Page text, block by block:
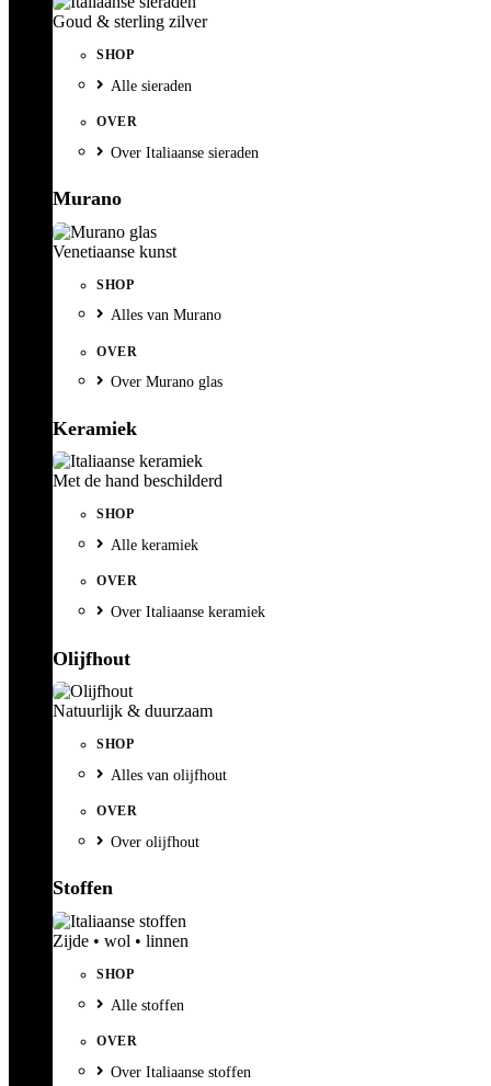
Goud & sterling zilver
SHOP
Alle sieraden
OVER
Over Italiaanse sieraden
Murano
Venetiaanse kunst
SHOP
Alles van Murano
OVER
Over Murano glas
Keramiek
Met de hand beschilderd
SHOP
Alle keramiek
OVER
Over Italiaanse keramiek
Olijfhout
Natuurlijk & duurzaam
SHOP
Alles van olijfhout
OVER
Over olijfhout
Stoffen
Zijde • wol • linnen
SHOP
Alle stoffen
OVER
Over Italiaanse stoffen